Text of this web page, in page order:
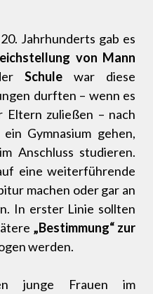
Jahrhunderts gab es
von Mann
Schule war diese
durften – wenn es
zuließen – nach
Gymnasium gehen,
Anschluss studieren.
eine weiterführende
machen oder gar an
In erster Linie sollten
„Bestimmung“ zur
werden.
junge Frauen im